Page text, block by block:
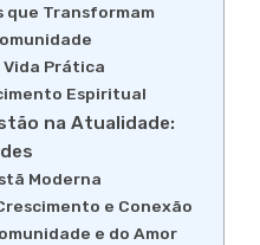
que Transformam
Prática
Espiritual
na Atualidade:
Moderna
e Conexão
e do Amor